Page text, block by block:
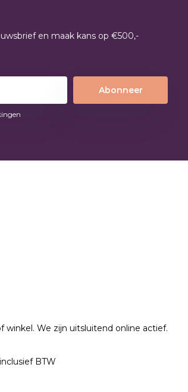
en maak kans op €500,-
Abonneer
winkel. We zijn uitsluitend online actief.
BTW